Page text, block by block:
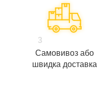
3
Самовивоз або
швидка доставка